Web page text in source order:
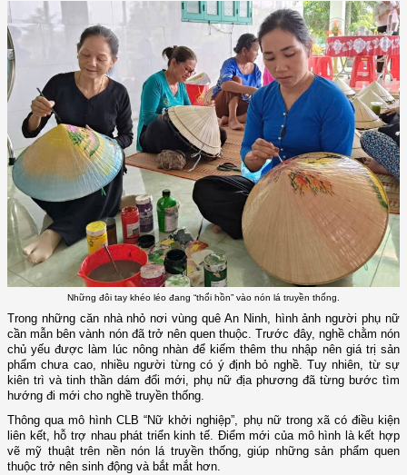
Những đôi tay khéo léo đang “thổi hồn” vào nón lá truyền thống.
Trong những căn nhà nhỏ nơi vùng quê An Ninh, hình ảnh người phụ nữ
cần mẫn bên vành nón đã trở nên quen thuộc. Trước đây, nghề chằm nón
chủ yếu được làm lúc nông nhàn để kiếm thêm thu nhập nên giá trị sản
phẩm chưa cao, nhiều người từng có ý định bỏ nghề. Tuy nhiên, từ sự
kiên trì và tinh thần dám đổi mới, phụ nữ địa phương đã từng bước tìm
hướng đi mới cho nghề truyền thống.
Thông qua mô hình CLB “Nữ khởi nghiệp”, phụ nữ trong xã có điều kiện
liên kết, hỗ trợ nhau phát triển kinh tế. Điểm mới của mô hình là kết hợp
vẽ mỹ thuật trên nền nón lá truyền thống, giúp những sản phẩm quen
thuộc trở nên sinh động và bắt mắt hơn.